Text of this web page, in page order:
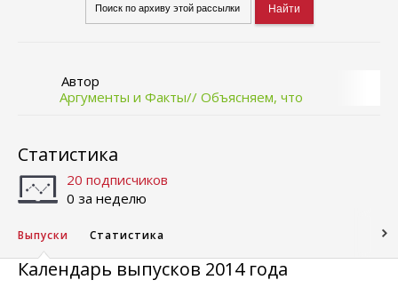
Автор
Аргументы и Факты// Объясняем, что
Статистика
20 подписчиков
0 за неделю
Выпуски Статистика
Календарь выпусков 2014 года